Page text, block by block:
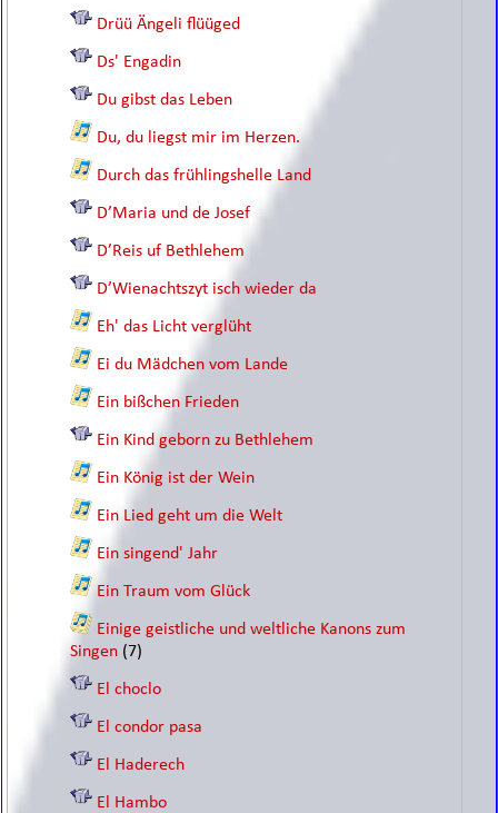
Drüü Ängeli flüüged
Ds' Engadin
Du gibst das Leben
Du, du liegst mir im Herzen.
Durch das frühlingshelle Land
D’Maria und de Josef
D’Reis uf Bethlehem
D’Wienachtszyt isch wieder da
Eh' das Licht verglüht
Ei du Mädchen vom Lande
Ein bißchen Frieden
Ein Kind geborn zu Bethlehem
Ein König ist der Wein
Ein Lied geht um die Welt
Ein singend' Jahr
Ein Traum vom Glück
Einige geistliche und weltliche Kanons zum
Singen (7)
El choclo
El condor pasa
El Haderech
El Hambo